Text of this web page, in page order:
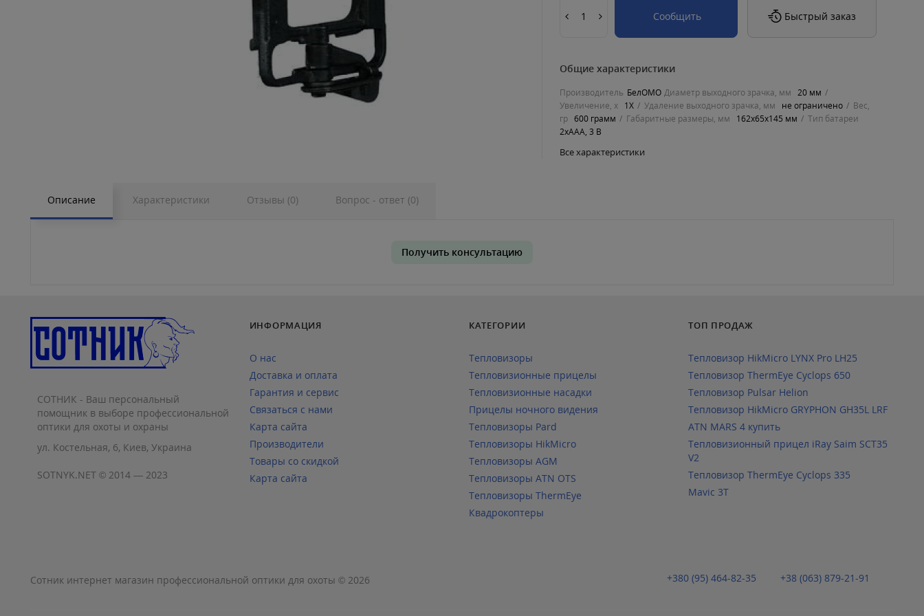
Сообщить Быстрый заказ
Общие характеристики
Производитель БелОМО Диаметр выходного зрачка, мм
20 мм
Увеличение, х 1X Удаление выходного зрачка, мм не ограничено
Вес,
гр 600 грамм Габаритные размеры, мм 162х65х145 мм
Тип батареи
2хААА, 3 В
Все характеристики
Описание Характеристики Отзывы (0) Вопрос - ответ (0)
Получить консультацию
СОТНИК - Ваш персональный
помощник в выборе профессиональной
оптики для охоты и охраны
ул. Костельная, 6, Киев, Украина
SOTNYK.NET © 2014 — 2023
ИНФОРМАЦИЯ
О нас
Доставка и оплата
Гарантия и сервис
Связаться с нами
Карта сайта
Производители
Товары со скидкой
Карта сайта
КАТЕГОРИИ
Тепловизоры
Тепловизионные прицелы
Тепловизионные насадки
Прицелы ночного видения
Тепловизоры Pard
Тепловизоры HikMicro
Тепловизоры AGM
Тепловизоры ATN OTS
Тепловизоры ThermEye
Квадрокоптеры
ТОП ПРОДАЖ
Тепловизор HikMicro LYNX Pro LH25
Тепловизор ThermEye Cyclops 650
Тепловизор Pulsar Helion
Тепловизор HikMicro GRYPHON GH35L LRF
ATN MARS 4 купить
Тепловизионный прицел iRay Saim SCT35
V2
Тепловизор ThermEye Cyclops 335
Mavic 3T
Сотник интернет магазин профессиональной оптики для охоты © 2026 +380 (95) 464-82-35 +38 (063) 879-21-91